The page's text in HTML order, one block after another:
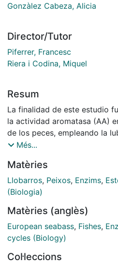
Gonzàlez Cabeza, Alicia
Director/Tutor
Piferrer, Francesc
Riera i Codina, Miquel
Resum
La finalidad de este estudio
la actividad aromatasa (AA)
de los peces, empleando la
labrax L.) como modelo. Se
androstenediona como
optimizado para temperatura
fuerza iónica y pH del
controles, incluyendo
con exceso de producto,
inhibidores específicos de la
agua tritiada auténtica para
Més...
Matèries
Llobarros, Peixos, Enzims,
(Biologia)
Matèries (anglès)
European seabass, Fishes,
cycles (Biology)
Col·leccions